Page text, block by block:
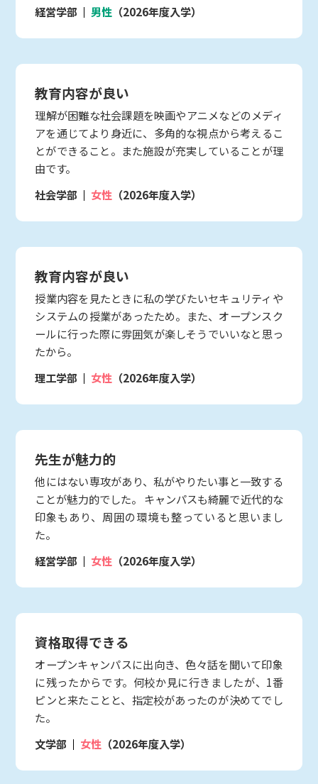
経営学部
男性 （2026年度入学）
教育内容が良い
理解が困難な社会課題を映画やアニメなどのメディ
アを通じてより身近に、多角的な視点から考えるこ
とができること。また施設が充実していることが理
由です。
社会学部
女性 （2026年度入学）
教育内容が良い
授業内容を見たときに私の学びたいセキュリティや
システムの授業があったため。また、オープンスク
ールに行った際に雰囲気が楽しそうでいいなと思っ
たから。
理工学部
女性 （2026年度入学）
先生が魅力的
他にはない専攻があり、私がやりたい事と一致する
ことが魅力的でした。 キャンパスも綺麗で近代的な
印象もあり、周囲の環境も整っていると思いまし
た。
経営学部
女性 （2026年度入学）
資格取得できる
オープンキャンパスに出向き、色々話を聞いて印象
に残ったからです。何校か見に行きましたが、1番
ピンと来たことと、指定校があったのが決めてでし
た。
文学部
女性 （2026年度入学）